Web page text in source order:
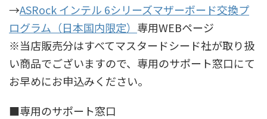
→ASRock インテル 6シリーズマザーボード交換プ
ログラム（日本国内限定） 専用WEBページ
※当店販売分はすべてマスタードシード社が取り扱
い商品でございますので、専用のサポート窓口にて
お早めにお申込みください。
■専用のサポート窓口